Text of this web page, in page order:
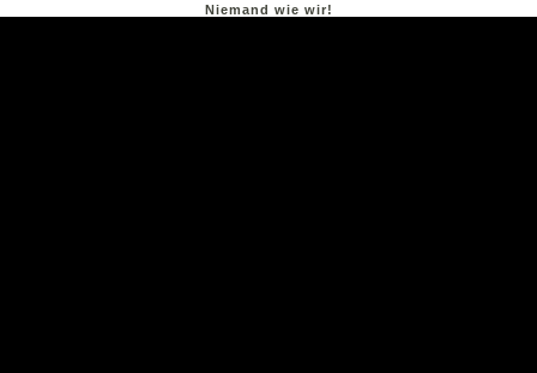
Niemand wie wir!